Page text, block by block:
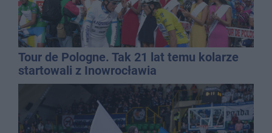
Tour de Pologne. Tak 21 lat temu kolarze
startowali z Inowrocławia